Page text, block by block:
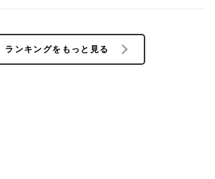
ランキングをもっと見る